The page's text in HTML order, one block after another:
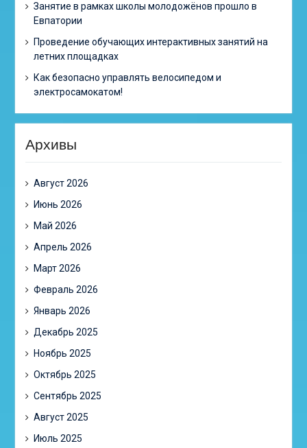
Занятие в рамках школы молодожёнов прошло в
Евпатории
Проведение обучающих интерактивных занятий на
летних площадках
Как безопасно управлять велосипедом и
электросамокатом!
Архивы
Август 2026
Июнь 2026
Май 2026
Апрель 2026
Март 2026
Февраль 2026
Январь 2026
Декабрь 2025
Ноябрь 2025
Октябрь 2025
Сентябрь 2025
Август 2025
Июль 2025